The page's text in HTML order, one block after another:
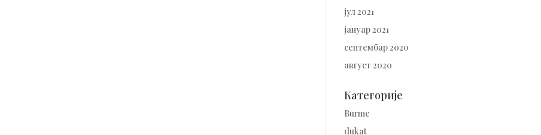
јул 2021
јануар 2021
септембар 2020
август 2020
Категорије
Burme
dukat